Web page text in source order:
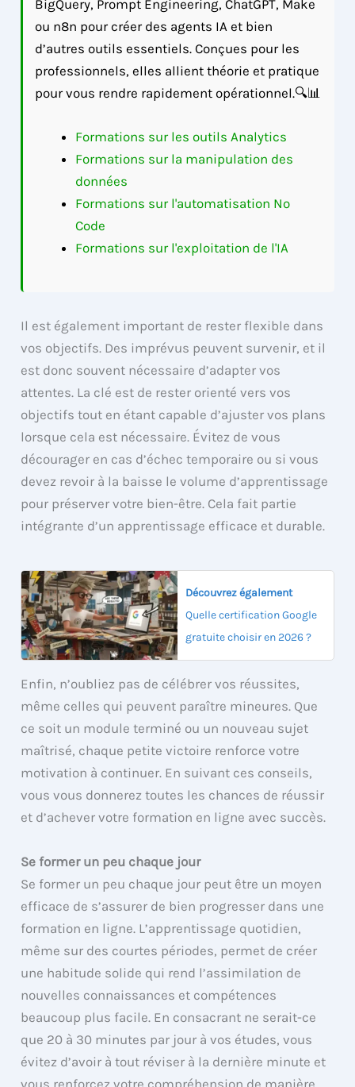
BigQuery, Prompt Engineering, ChatGPT, Make
ou n8n pour créer des agents IA et bien
d’autres outils essentiels. Conçues pour les
professionnels, elles allient théorie et pratique
pour vous rendre rapidement opérationnel.🔍📊
Formations sur les outils Analytics
Formations sur la manipulation des
données
Formations sur l'automatisation No
Code
Formations sur l'exploitation de l'IA
Il est également important de rester flexible dans
vos objectifs. Des imprévus peuvent survenir, et il
est donc souvent nécessaire d’adapter vos
attentes. La clé est de rester orienté vers vos
objectifs tout en étant capable d’ajuster vos plans
lorsque cela est nécessaire. Évitez de vous
décourager en cas d’échec temporaire ou si vous
devez revoir à la baisse le volume d’apprentissage
pour préserver votre bien-être. Cela fait partie
intégrante d’un apprentissage efficace et durable.
Découvrez également
Quelle certification Google
gratuite choisir en 2026 ?
Enfin, n’oubliez pas de célébrer vos réussites,
même celles qui peuvent paraître mineures. Que
ce soit un module terminé ou un nouveau sujet
maîtrisé, chaque petite victoire renforce votre
motivation à continuer. En suivant ces conseils,
vous vous donnerez toutes les chances de réussir
et d’achever votre formation en ligne avec succès.
Se former un peu chaque jour
Se former un peu chaque jour peut être un moyen
efficace de s’assurer de bien progresser dans une
formation en ligne. L’apprentissage quotidien,
même sur des courtes périodes, permet de créer
une habitude solide qui rend l’assimilation de
nouvelles connaissances et compétences
beaucoup plus facile. En consacrant ne serait-ce
que 20 à 30 minutes par jour à vos études, vous
évitez d’avoir à tout réviser à la dernière minute et
vous renforcez votre compréhension de manière